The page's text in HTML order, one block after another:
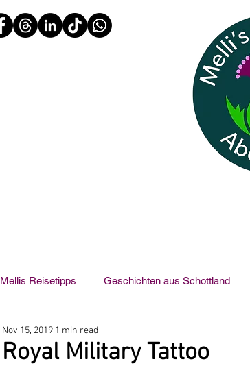
Mellis Reisetipps Geschichten aus Schottland
Royal Military Tattoo
Nov 15, 2019 1 min read